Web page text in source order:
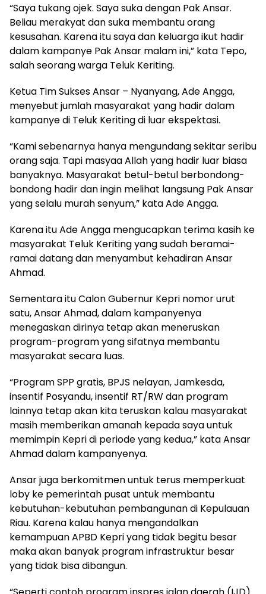
“Saya tukang ojek. Saya suka dengan Pak Ansar.
Beliau merakyat dan suka membantu orang
kesusahan. Karena itu saya dan keluarga ikut hadir
dalam kampanye Pak Ansar malam ini,” kata Tepo,
salah seorang warga Teluk Keriting.
Ketua Tim Sukses Ansar – Nyanyang, Ade Angga,
menyebut jumlah masyarakat yang hadir dalam
kampanye di Teluk Keriting di luar ekspektasi.
“Kami sebenarnya hanya mengundang sekitar seribu
orang saja. Tapi masyaa Allah yang hadir luar biasa
banyaknya. Masyarakat betul-betul berbondong-
bondong hadir dan ingin melihat langsung Pak Ansar
yang selalu murah senyum,” kata Ade Angga.
Karena itu Ade Angga mengucapkan terima kasih ke
masyarakat Teluk Keriting yang sudah beramai-
ramai datang dan menyambut kehadiran Ansar
Ahmad.
Sementara itu Calon Gubernur Kepri nomor urut
satu, Ansar Ahmad, dalam kampanyenya
menegaskan dirinya tetap akan meneruskan
program-program yang sifatnya membantu
masyarakat secara luas.
“Program SPP gratis, BPJS nelayan, Jamkesda,
insentif Posyandu, insentif RT/RW dan program
lainnya tetap akan kita teruskan kalau masyarakat
masih memberikan amanah kepada saya untuk
memimpin Kepri di periode yang kedua,” kata Ansar
Ahmad dalam kampanyenya.
Ansar juga berkomitmen untuk terus memperkuat
loby ke pemerintah pusat untuk membantu
kebutuhan-kebutuhan pembangunan di Kepulauan
Riau. Karena kalau hanya mengandalkan
kemampuan APBD Kepri yang tidak begitu besar
maka akan banyak program infrastruktur besar
yang tidak bisa dibangun.